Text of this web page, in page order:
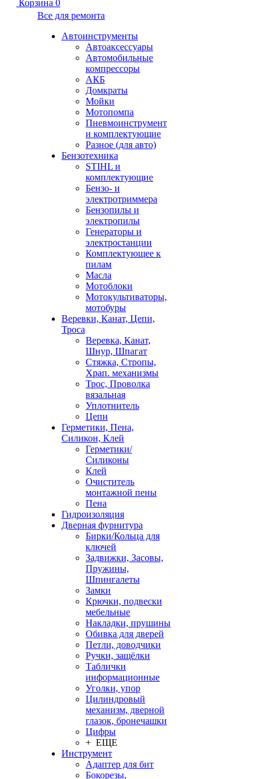
Корзина 0
Все для ремонта
Автоинструменты
Автоаксессуары
Автомобильные
компрессоры
АКБ
Домкраты
Мойки
Мотопомпа
Пневмоинструмент
и комплектующие
Разное (для авто)
Бензотехника
STIHL и
комплектующие
Бензо- и
электротриммера
Бензопилы и
электропилы
Генераторы и
электростанции
Комплектующее к
пилам
Масла
Мотоблоки
Мотокультиваторы,
мотобуры
Веревки, Канат, Цепи,
Троса
Веревка, Канат,
Шнур, Шпагат
Стяжка, Стропы,
Храп. механизмы
Трос, Проволка
вязальная
Уплотнитель
Цепи
Герметики, Пена,
Силикон, Клей
Герметики/
Силиконы
Клей
Очиститель
монтажной пены
Пена
Гидроизоляция
Дверная фурнитура
Бирки/Кольца для
ключей
Задвижки, Засовы,
Пружины,
Шпингалеты
Замки
Крючки, подвески
мебельные
Накладки, прушины
Обивка для дверей
Петли, доводчики
Ручки, защёлки
Таблички
информационные
Уголки, упор
Цилиндровый
механизм, дверной
глазок, бронечашки
Цифры
+ ЕЩЕ
Инструмент
Адаптер для бит
Бокорезы,